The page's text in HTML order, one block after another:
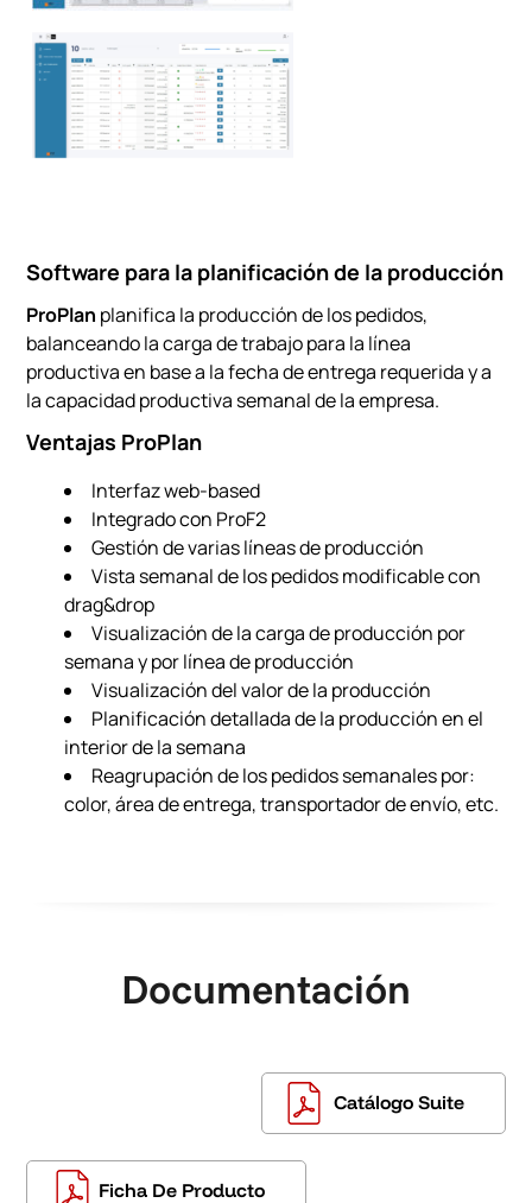
Software para la planificación de la producción
ProPlan planifica la producción de los pedidos,
balanceando la carga de trabajo para la línea
productiva en base a la fecha de entrega requerida y a
la capacidad productiva semanal de la empresa.
Ventajas ProPlan
Interfaz web-based
Integrado con ProF2
Gestión de varias líneas de producción
Vista semanal de los pedidos modificable con
drag&drop
Visualización de la carga de producción por
semana y por línea de producción
Visualización del valor de la producción
Planificación detallada de la producción en el
interior de la semana
Reagrupación de los pedidos semanales por:
color, área de entrega, transportador de envío, etc.
Documentación
Catálogo Suite
Ficha De Producto